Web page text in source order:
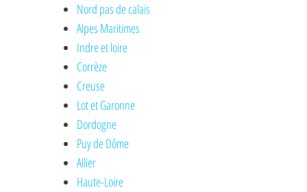
Nord pas de calais
Alpes Maritimes
Indre et loire
Corrèze
Creuse
Lot et Garonne
Dordogne
Puy de Dôme
Allier
Haute-Loire